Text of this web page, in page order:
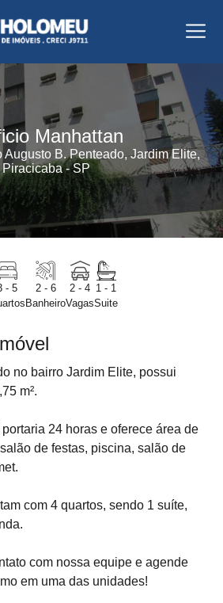
Manhattan
Augusto B. Penteado, Jardim Elite,
Piracicaba - SP
- 5
2 - 6
Banheiro
2 - 4
Vagas
1 - 1
Suite
no bairro Jardim Elite, possui
m².
24 horas e oferece área de
de festas, piscina, salão de
com 4 quartos, sendo 1 suíte,
com nossa equipe e agende
em uma das unidades!